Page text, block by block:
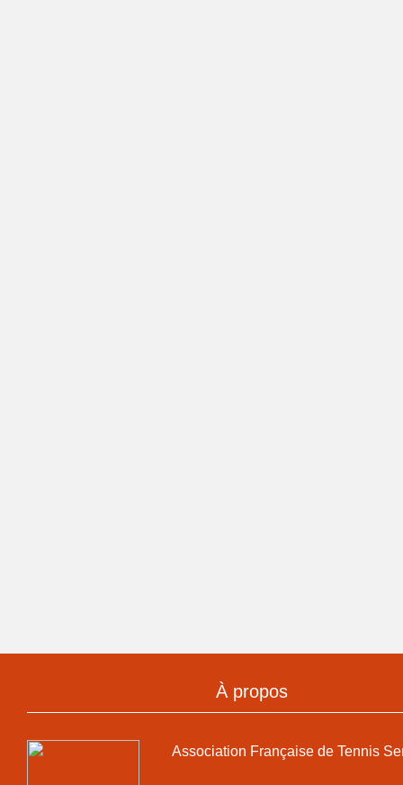
À propos
Association Française de Tennis